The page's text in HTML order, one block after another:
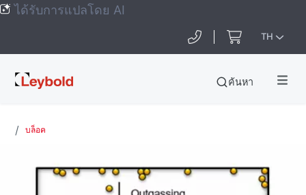
ได้รับการแปลโดย AI
TH
Leybold
ค้นหา
บล็อค